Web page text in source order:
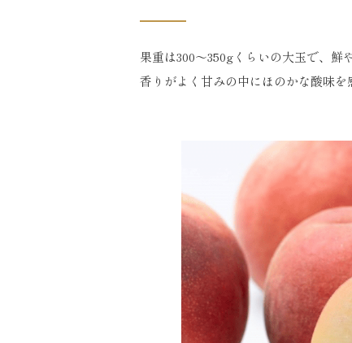
果重は300〜350gくらいの大玉で、鮮
香りがよく甘みの中にほのかな酸味を